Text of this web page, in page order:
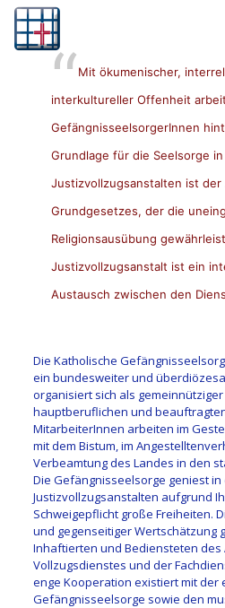
Mit ökumenischer,
interkultureller Offenheit
GefängnisseelsorgerInnen
Grundlage für die Seelsorge
Justizvollzugsanstalten ist der
Grundgesetzes, der die
Religionsausübung
Justizvollzugsanstalt ist ein
Austausch zwischen den
Die Katholische
ein bundesweiter und
organisiert sich als
hauptberuflichen und
MitarbeiterInnen arbeiten im
mit dem Bistum, im
Verbeamtung des Landes in den
Die Gefängnisseelsorge geniest in
Justizvollzugsanstalten aufgrund
Schweigepflicht große Freiheiten.
und gegenseitiger Wertschätzung
Inhaftierten und Bediensteten des
Vollzugsdienstes und der
enge Kooperation existiert mit der
Gefängnisseelsorge sowie den